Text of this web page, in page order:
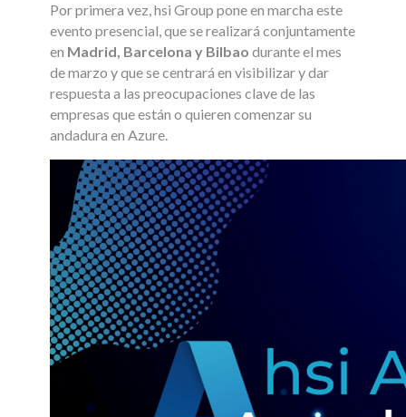
Por primera vez, hsi Group pone en marcha este
evento presencial, que se realizará conjuntamente
en Madrid, Barcelona y Bilbao durante el mes
de marzo y que se centrará en visibilizar y dar
respuesta a las preocupaciones clave de las
empresas que están o quieren comenzar su
andadura en Azure.